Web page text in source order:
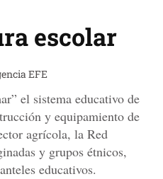
escolar
EFE
el sistema educativo de
y equipamiento de
agrícola, la Red
y grupos étnicos,
educativos.